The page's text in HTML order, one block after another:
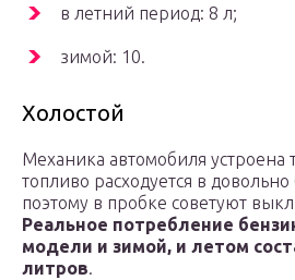
в летний период: 8 л;
зимой: 10.
Холостой
Механика автомобиля устроена
топливо расходуется в
поэтому в пробке советуют
Реальное потребление
модели и зимой, и летом
литров.